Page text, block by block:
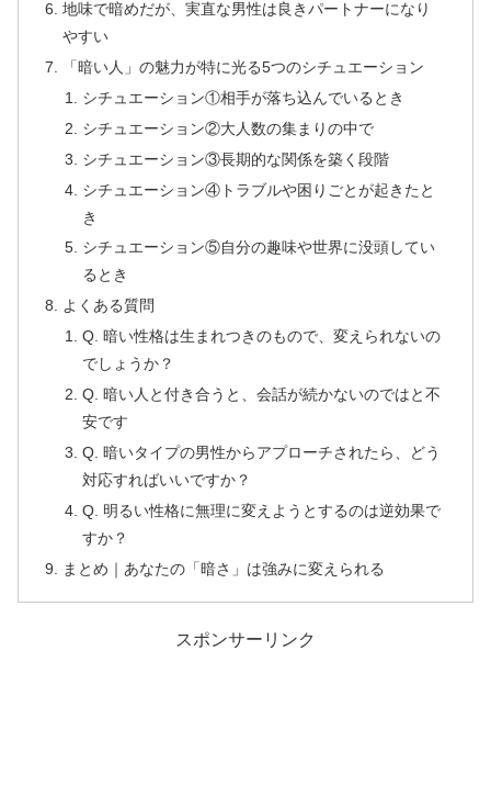
地味で暗めだが、実直な男性は良きパートナーになり
やすい
「暗い人」の魅力が特に光る5つのシチュエーション
シチュエーション①相手が落ち込んでいるとき
シチュエーション②大人数の集まりの中で
シチュエーション③長期的な関係を築く段階
シチュエーション④トラブルや困りごとが起きたと
き
シチュエーション⑤自分の趣味や世界に没頭してい
るとき
よくある質問
Q. 暗い性格は生まれつきのもので、変えられないの
でしょうか？
Q. 暗い人と付き合うと、会話が続かないのではと不
安です
Q. 暗いタイプの男性からアプローチされたら、どう
対応すればいいですか？
Q. 明るい性格に無理に変えようとするのは逆効果で
すか？
まとめ｜あなたの「暗さ」は強みに変えられる
スポンサーリンク